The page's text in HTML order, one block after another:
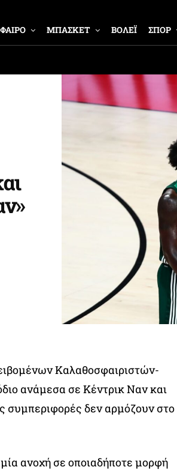
ΜΠΑΣΚΕΤ ΒΟΛΕΪ ΣΠΟΡ
Καλαθοσφαιριστών-
ανάμεσα σε Κέντρικ Ναν και
συμπεριφορές δεν αρμόζουν στο
ανοχή σε οποιαδήποτε μορφή